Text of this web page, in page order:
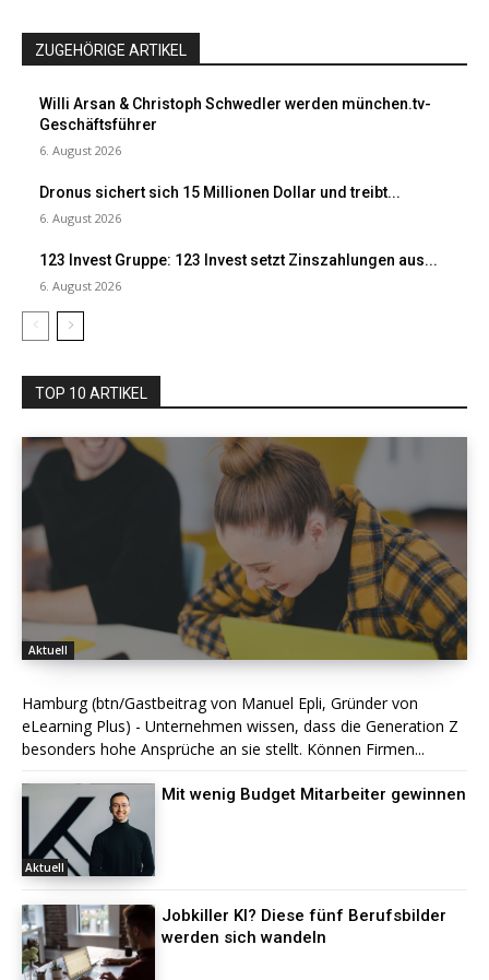
ZUGEHÖRIGE ARTIKEL
Willi Arsan & Christoph Schwedler werden münchen.tv-
Geschäftsführer
6. August 2026
Dronus sichert sich 15 Millionen Dollar und treibt...
6. August 2026
123 Invest Gruppe: 123 Invest setzt Zinszahlungen aus...
6. August 2026
TOP 10 ARTIKEL
Aktuell
Hamburg (btn/Gastbeitrag von Manuel Epli, Gründer von
eLearning Plus) - Unternehmen wissen, dass die Generation Z
besonders hohe Ansprüche an sie stellt. Können Firmen...
Aktuell
Mit wenig Budget Mitarbeiter gewinnen
Jobkiller KI? Diese fünf Berufsbilder
werden sich wandeln